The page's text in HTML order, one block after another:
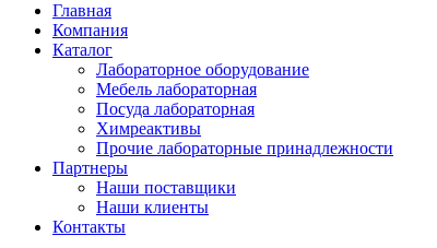
Главная
Компания
Каталог
Лабораторное оборудование
Мебель лабораторная
Посуда лабораторная
Химреактивы
Прочие лабораторные принадлежности
Партнеры
Наши поставщики
Наши клиенты
Контакты